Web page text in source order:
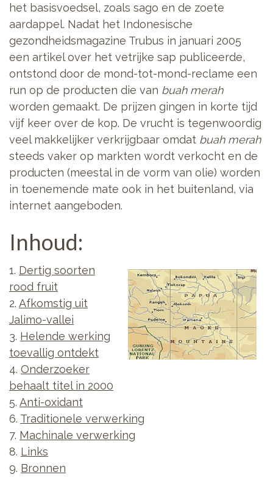
het basisvoedsel, zoals sago en de zoete
aardappel. Nadat het Indonesische
gezondheidsmagazine Trubus in januari 2005
een artikel over het vetrijke sap publiceerde,
ontstond door de mond-tot-mond-reclame een
run op de producten die van buah merah
worden gemaakt. De prijzen gingen in korte tijd
vijf keer over de kop. De vrucht is tegenwoordig
veel makkelijker verkrijgbaar omdat buah merah
steeds vaker op markten wordt verkocht en de
producten (meestal in de vorm van olie) worden
in toenemende mate ook in het buitenland, via
internet aangeboden.
Inhoud:
1. Dertig soorten
rood fruit
2. Afkomstig uit
Jalimo-vallei
3. Helende werking
toevallig ontdekt
4. Onderzoeker
behaalt titel in 2000
5. Anti-oxidant
6. Traditionele verwerking
7. Machinale verwerking
8. Links
9. Bronnen